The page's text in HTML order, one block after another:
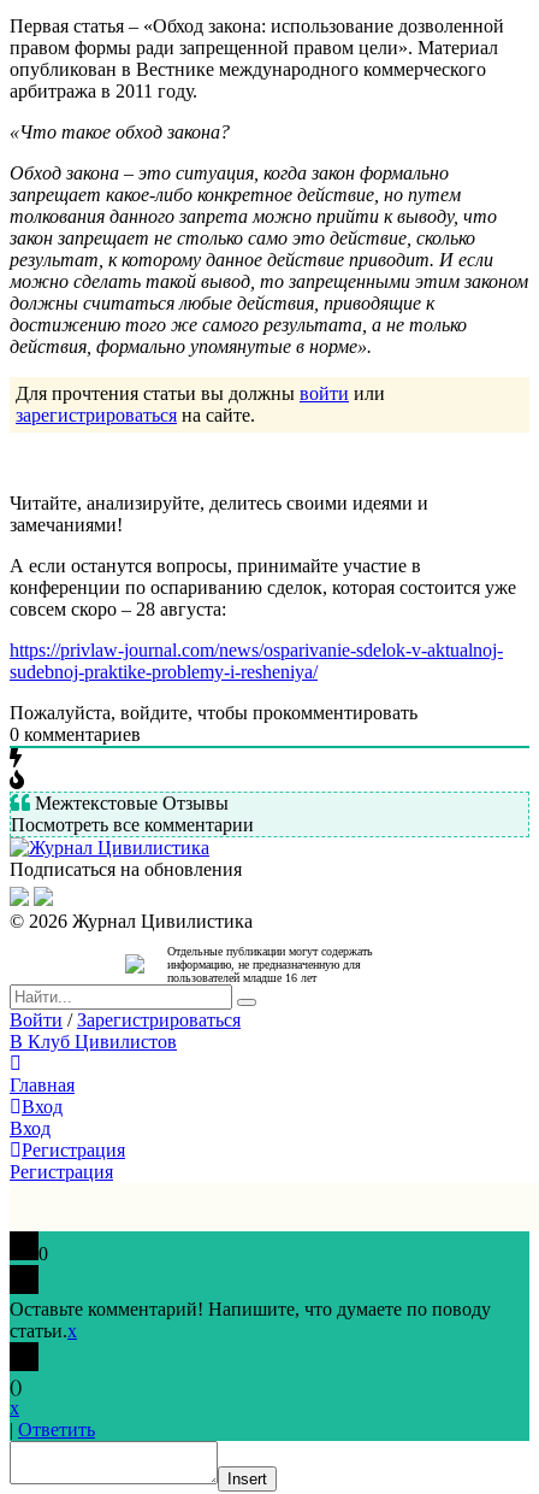
Первая статья – «Обход закона: использование дозволенной
правом формы ради запрещенной правом цели». Материал
опубликован в Вестнике международного коммерческого
арбитража в 2011 году.
«Что такое обход закона?
Обход закона – это ситуация, когда закон формально
запрещает какое-либо конкретное действие, но путем
толкования данного запрета можно прийти к выводу, что
закон запрещает не столько само это действие, сколько
результат, к которому данное действие приводит. И если
можно сделать такой вывод, то запрещенными этим законом
должны считаться любые действия, приводящие к
достижению того же самого результата, а не только
действия, формально упомянутые в норме».
Для прочтения статьи вы должны войти или
зарегистрироваться на сайте.
Читайте, анализируйте, делитесь своими идеями и
замечаниями!
А если останутся вопросы, принимайте участие в
конференции по оспариванию сделок, которая состоится уже
совсем скоро – 28 августа:
https://privlaw-journal.com/news/osparivanie-sdelok-v-aktualnoj-
sudebnoj-praktike-problemy-i-resheniya/
Пожалуйста, войдите, чтобы прокомментировать
0 комментариев
Межтекстовые Отзывы
Посмотреть все комментарии
Подписаться на обновления
© 2026 Журнал Цивилистика
Отдельные публикации могут содержать
информацию, не предназначенную для
пользователей младше 16 лет
Войти /Зарегистрироваться
В Клуб Цивилистов
Главная
Вход
Вход
Регистрация
Регистрация
0
Оставьте комментарий! Напишите, что думаете по поводу
статьи.x
()
x
| Ответить
Insert